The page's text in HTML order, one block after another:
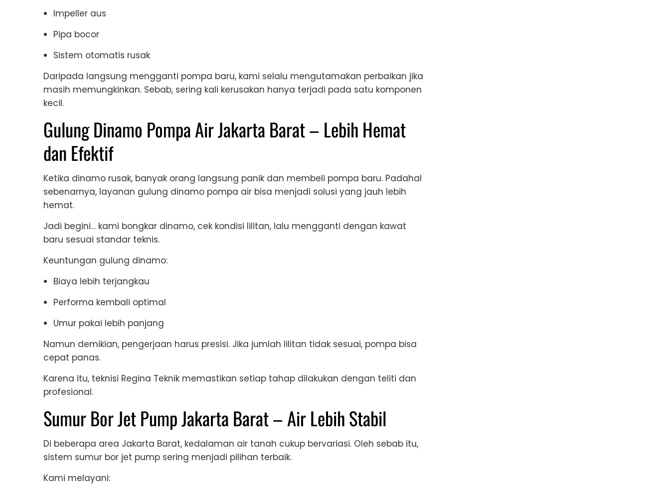
Impeller aus
Pipa bocor
Sistem otomatis rusak
Daripada langsung mengganti pompa baru, kami selalu mengutamakan perbaikan jika
masih memungkinkan. Sebab, sering kali kerusakan hanya terjadi pada satu komponen
kecil.
Gulung Dinamo Pompa Air Jakarta Barat – Lebih Hemat
dan Efektif
Ketika dinamo rusak, banyak orang langsung panik dan membeli pompa baru. Padahal
sebenarnya, layanan gulung dinamo pompa air bisa menjadi solusi yang jauh lebih
hemat.
Jadi begini… kami bongkar dinamo, cek kondisi lilitan, lalu mengganti dengan kawat
baru sesuai standar teknis.
Keuntungan gulung dinamo:
Biaya lebih terjangkau
Performa kembali optimal
Umur pakai lebih panjang
Namun demikian, pengerjaan harus presisi. Jika jumlah lilitan tidak sesuai, pompa bisa
cepat panas.
Karena itu, teknisi Regina Teknik memastikan setiap tahap dilakukan dengan teliti dan
profesional.
Sumur Bor Jet Pump Jakarta Barat – Air Lebih Stabil
Di beberapa area Jakarta Barat, kedalaman air tanah cukup bervariasi. Oleh sebab itu,
sistem sumur bor jet pump sering menjadi pilihan terbaik.
Kami melayani: